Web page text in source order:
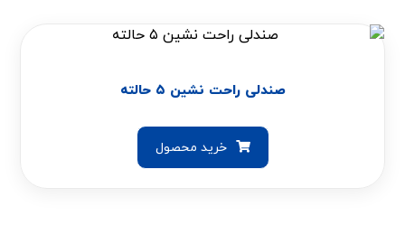
صندلی راحت نشین ۵ حالته
خرید محصول